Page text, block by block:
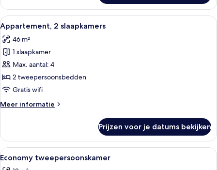
Alle
foto's
voor
Appartement,
2
slaapkamers
laden
Een keuken met houten kastjes, een
6
Appartement, 2 slaapkamers
46 m²
1 slaapkamer
Max. aantal: 4
2 tweepersoonsbedden
Gratis wifi
Meer informatie
Meer
2
slaapkamers
Prijzen voor je datums bekijken
Alle
foto's
Een slaapkamer met een bed,
5
Economy tweepersoonskamer